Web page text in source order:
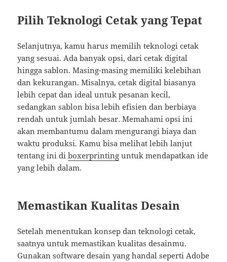
Pilih Teknologi Cetak yang Tepat
Selanjutnya, kamu harus memilih teknologi cetak
yang sesuai. Ada banyak opsi, dari cetak digital
hingga sablon. Masing-masing memiliki kelebihan
dan kekurangan. Misalnya, cetak digital biasanya
lebih cepat dan ideal untuk pesanan kecil,
sedangkan sablon bisa lebih efisien dan berbiaya
rendah untuk jumlah besar. Memahami opsi ini
akan membantumu dalam mengurangi biaya dan
waktu produksi. Kamu bisa melihat lebih lanjut
tentang ini diboxerprinting untuk mendapatkan ide
yang lebih dalam.
Memastikan Kualitas Desain
Setelah menentukan konsep dan teknologi cetak,
saatnya untuk memastikan kualitas desainmu.
Gunakan software desain yang handal seperti Adobe